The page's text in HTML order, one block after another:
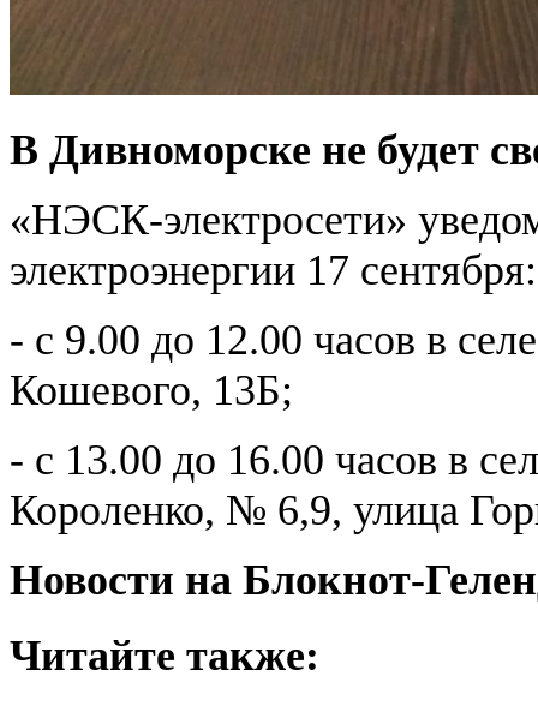
В Дивноморске не будет
«НЭСК-электросети»
электроэнергии 17 сентября:
- с 9.00 до 12.00 часов в
Кошевого, 13Б;
- с 13.00 до 16.00 часов в
Короленко, № 6,9, улица
Новости на Блoкнoт-
Читайте также: